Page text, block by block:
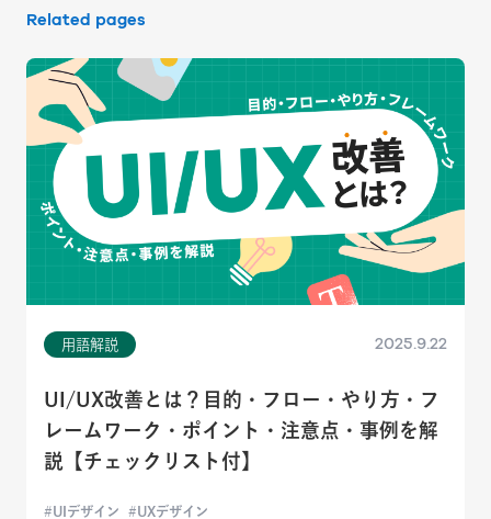
Related pages
用語解説 2025.9.22
UI/UX改善とは？目的・フロー・やり方・フ
レームワーク・ポイント・注意点・事例を解
説【チェックリスト付】
UIデザイン UXデザイン